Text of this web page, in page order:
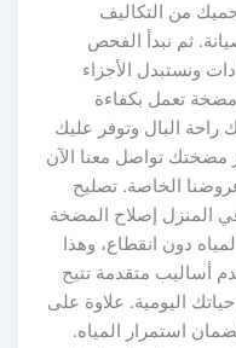
من التكاليف
ثم نبدأ الفحص
ونستبدل الأجزاء
تعمل بكفاءة
البال وتوفر عليك
مضختك تواصل معنا الآن
واستفد من عروضنا الخاصة. تصليح
المنزل إصلاح المضخة
دون انقطاع، وهذا
أساليب متقدمة تتيح
اليومية. علاوة على
استمرار المياه.